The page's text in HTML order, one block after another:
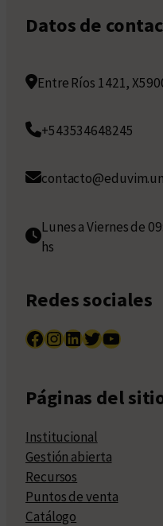
Datos de
Entre Ríos 1421,
+543534648245
Lunes a Viernes de
hs
Redes sociales
Facebook InstagramLinkedIn Twitter YouTube
Páginas del
Institucional
Gestión abierta
Recursos
Puntos de venta
Catálogo